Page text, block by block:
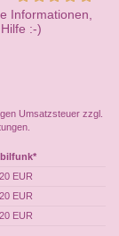
Informationen,
:-)
Umsatzsteuer zzgl.
EUR
EUR
EUR